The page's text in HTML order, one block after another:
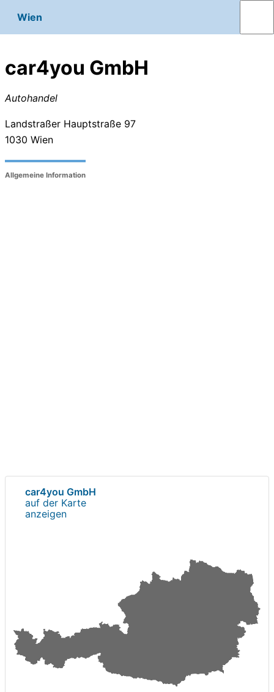
Wien
car4you GmbH
Autohandel
Landstraßer Hauptstraße 97
1030 Wien
Allgemeine Information
car4you GmbH
auf der Karte
anzeigen